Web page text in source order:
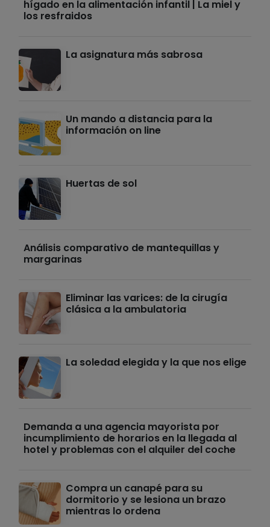
hígado en la alimentación infantil | La miel y
los resfraidos
La asignatura más sabrosa
Un mando a distancia para la
información on line
Huertas de sol
Análisis comparativo de mantequillas y
margarinas
Eliminar las varices: de la cirugía
clásica a la ambulatoria
La soledad elegida y la que nos elige
Demanda a una agencia mayorista por
incumplimiento de horarios en la llegada al
hotel y problemas con el alquiler del coche
Compra un canapé para su
dormitorio y se lesiona un brazo
mientras lo ordena